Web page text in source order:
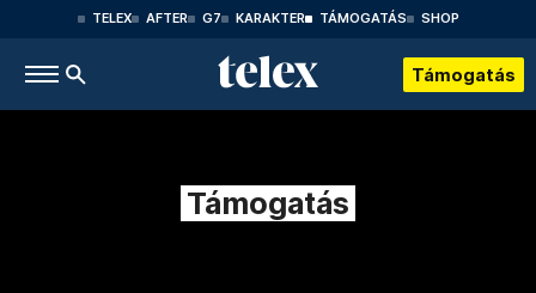
TELEX AFTER G7 KARAKTER TÁMOGATÁS SHOP
Támogatás
Támogatás